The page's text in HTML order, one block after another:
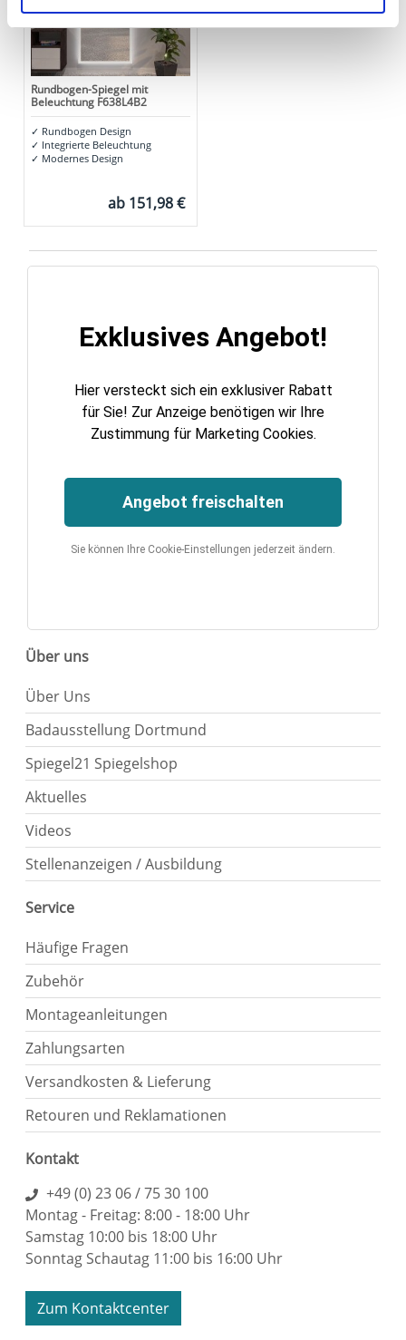
Ihre Einwilligung können Sie jederzeit mit Wirkung für die
Zukunft widerrufen. Am einfachsten ist es, wenn Sie dazu
unter "Cookies" Ihre getroffene Auswahl anpassen. Durch
den Widerruf der Einwilligung wird die vorherige
Verarbeitung nicht berührt.
Impressum|Datenschutz
Rundbogen-Spiegel mit
Beleuchtung F638L4B2
✓ Rundbogen Design
✓ Integrierte Beleuchtung
✓ Modernes Design
ab 151,98 €
Exklusives Angebot!
Hier versteckt sich ein exklusiver Rabatt
für Sie! Zur Anzeige benötigen wir Ihre
Zustimmung für Marketing Cookies.
Angebot freischalten
Sie können Ihre Cookie-Einstellungen jederzeit ändern.
Über uns
Über Uns
Badausstellung Dortmund
Spiegel21 Spiegelshop
Aktuelles
Videos
Stellenanzeigen / Ausbildung
Service
Häufige Fragen
Zubehör
Montageanleitungen
Zahlungsarten
Versandkosten & Lieferung
Retouren und Reklamationen
Kontakt
+49 (0) 23 06 / 75 30 100
Montag - Freitag: 8:00 - 18:00 Uhr
Samstag 10:00 bis 18:00 Uhr
Sonntag Schautag 11:00 bis 16:00 Uhr
Zum Kontaktcenter